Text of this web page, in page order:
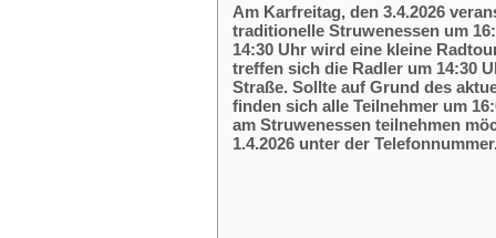
Am Karfreitag, den 3.4.2026
traditionelle Struwenessen um
14:30 Uhr wird eine kleine
treffen sich die Radler um 14:30
Straße. Sollte auf Grund des
finden sich alle Teilnehmer um
am Struwenessen teilnehmen
1.4.2026 unter der